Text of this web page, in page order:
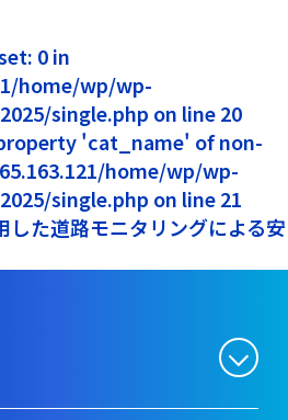
0 in
home/wp/wp-
single.php on line 20
'cat_name' of non-
home/wp/wp-
single.php on line 21
した道路モニタリングによる安